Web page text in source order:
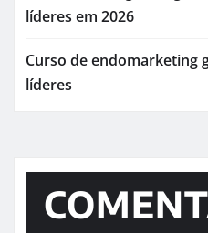
líderes em 2026
Curso de endomarketing
líderes